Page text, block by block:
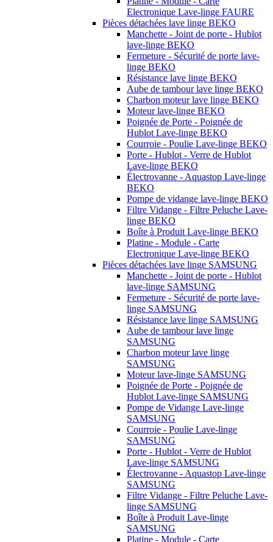
Electronique Lave-linge FAURE
Pièces détachées lave linge BEKO
Manchette - Joint de porte - Hublot
lave-linge BEKO
Fermeture - Sécurité de porte lave-
linge BEKO
Résistance lave linge BEKO
Aube de tambour lave linge BEKO
Charbon moteur lave linge BEKO
Moteur lave-linge BEKO
Poignée de Porte - Poignée de
Hublot Lave-linge BEKO
Courroie - Poulie Lave-linge BEKO
Porte - Hublot - Verre de Hublot
Lave-linge BEKO
Électrovanne - Aquastop Lave-linge
BEKO
Pompe de vidange lave-linge BEKO
Filtre Vidange - Filtre Peluche Lave-
linge BEKO
Boîte à Produit Lave-linge BEKO
Platine - Module - Carte
Electronique Lave-linge BEKO
Pièces détachées lave linge SAMSUNG
Manchette - Joint de porte - Hublot
lave-linge SAMSUNG
Fermeture - Sécurité de porte lave-
linge SAMSUNG
Résistance lave linge SAMSUNG
Aube de tambour lave linge
SAMSUNG
Charbon moteur lave linge
SAMSUNG
Moteur lave-linge SAMSUNG
Poignée de Porte - Poignée de
Hublot Lave-linge SAMSUNG
Pompe de Vidange Lave-linge
SAMSUNG
Courroie - Poulie Lave-linge
SAMSUNG
Porte - Hublot - Verre de Hublot
Lave-linge SAMSUNG
Électrovanne - Aquastop Lave-linge
SAMSUNG
Filtre Vidange - Filtre Peluche Lave-
linge SAMSUNG
Boîte à Produit Lave-linge
SAMSUNG
Platine - Module - Carte